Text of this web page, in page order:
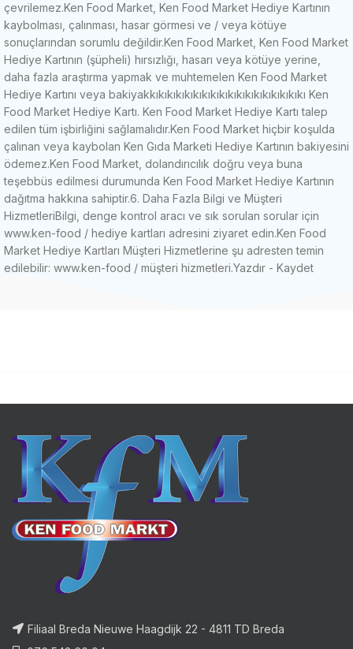
çevrilemez.Ken Food Market, Ken Food Market Hediye Kartının
kaybolması, çalınması, hasar görmesi ve / veya kötüye
sonuçlarından sorumlu değildir.Ken Food Market, Ken Food Market
Hediye Kartının (şüpheli) hırsızlığı, hasarı veya kötüye yerine,
daha fazla araştırma yapmak ve muhtemelen Ken Food Market
Hediye Kartını veya bakiyakkıkıkıkıkıkıkıkıkıkıkıkıkıkıkıkıkıkı Ken
Food Market Hediye Kartı. Ken Food Market Hediye Kartı talep
edilen tüm işbirliğini sağlamalıdır.Ken Food Market hiçbir koşulda
çalınan veya kaybolan Ken Gıda Marketi Hediye Kartının bakiyesini
ödemez.Ken Food Market, dolandırıcılık doğru veya buna
teşebbüs edilmesi durumunda Ken Food Market Hediye Kartının
dağıtma hakkına sahiptir.6. Daha Fazla Bilgi ve Müşteri
HizmetleriBilgi, denge kontrol aracı ve sık sorulan sorular için
www.ken-food / hediye kartları adresini ziyaret edin.Ken Food
Market Hediye Kartları Müşteri Hizmetlerine şu adresten temin
edilebilir: www.ken-food / müşteri hizmetleri.Yazdır - Kaydet
Filiaal Breda Nieuwe Haagdijk 22 - 4811 TD Breda